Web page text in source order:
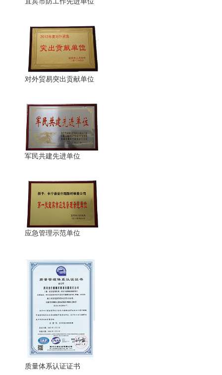
对外贸易突出贡献单位
军民共建先进单位
应急管理示范单位
质量体系认证证书